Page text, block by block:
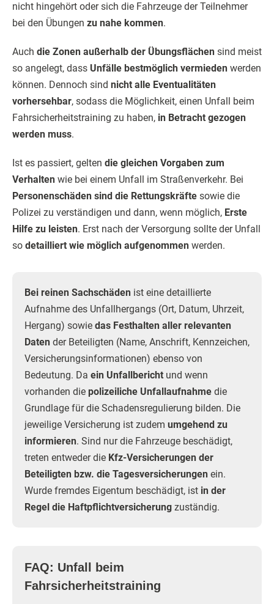
nicht hingehört oder sich die Fahrzeuge der Teilnehmer
bei den Übungen zu nahe kommen.
Auch die Zonen außerhalb der Übungsflächen sind meist
so angelegt, dass Unfälle bestmöglich vermieden werden
können. Dennoch sind nicht alle Eventualitäten
vorhersehbar, sodass die Möglichkeit, einen Unfall beim
Fahrsicherheitstraining zu haben, in Betracht gezogen
werden muss.
Ist es passiert, gelten die gleichen Vorgaben zum
Verhalten wie bei einem Unfall im Straßenverkehr. Bei
Personenschäden sind die Rettungskräfte sowie die
Polizei zu verständigen und dann, wenn möglich, Erste
Hilfe zu leisten. Erst nach der Versorgung sollte der Unfall
so detailliert wie möglich aufgenommen werden.
Bei reinen Sachschäden ist eine detaillierte
Aufnahme des Unfallhergangs (Ort, Datum, Uhrzeit,
Hergang) sowie das Festhalten aller relevanten
Daten der Beteiligten (Name, Anschrift, Kennzeichen,
Versicherungsinformationen) ebenso von
Bedeutung. Da ein Unfallbericht und wenn
vorhanden die polizeiliche Unfallaufnahme die
Grundlage für die Schadensregulierung bilden. Die
jeweilige Versicherung ist zudem umgehend zu
informieren. Sind nur die Fahrzeuge beschädigt,
treten entweder die Kfz-Versicherungen der
Beteiligten bzw. die Tagesversicherungen ein.
Wurde fremdes Eigentum beschädigt, ist in der
Regel die Haftpflichtversicherung zuständig.
FAQ: Unfall beim
Fahrsicherheitstraining